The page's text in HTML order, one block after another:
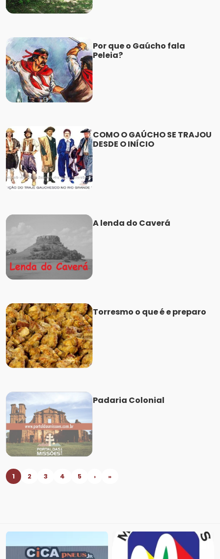
Por que o Gaúcho fala
Peleia?
COMO O GAÚCHO SE TRAJOU
DESDE O INÍCIO
A lenda do Caverá
Torresmo o que é e preparo
Padaria Colonial
1 2 3 4 5 › »